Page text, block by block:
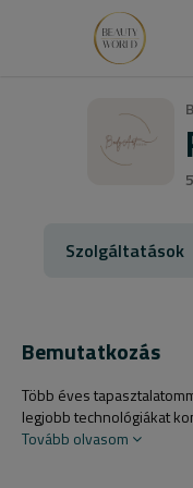
5
Szolgáltatások
Bemutatkozás
Több éves
legjobb technológiákat
Tovább olvasom